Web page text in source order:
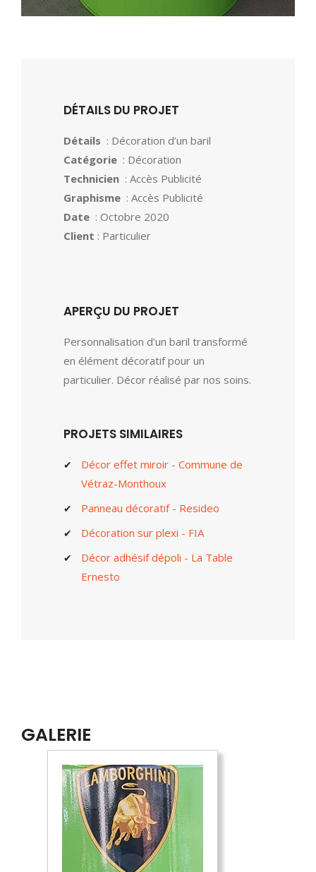
DÉTAILS DU PROJET
Détails : Décoration d’un baril
Catégorie : Décoration
Technicien : Accès Publicité
Graphisme : Accès Publicité
Date : Octobre 2020
Client : Particulier
APERÇU DU PROJET
Personnalisation d’un baril transformé
en élément décoratif pour un
particulier. Décor réalisé par nos soins.
PROJETS SIMILAIRES
Décor effet miroir - Commune de
Vétraz-Monthoux
Panneau décoratif - Resideo
Décoration sur plexi - FIA
Décor adhésif dépoli - La Table
Ernesto
GALERIE